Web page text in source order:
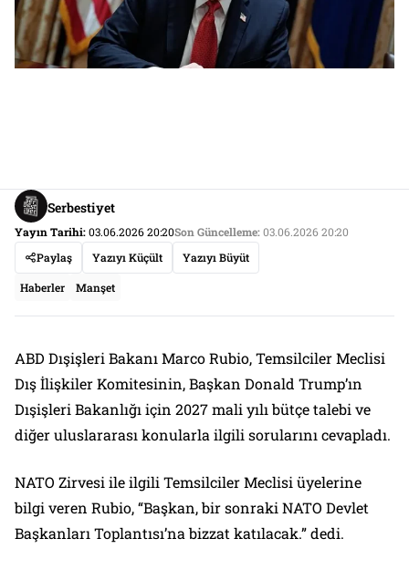
Serbestiyet
Yayın Tarihi:03.06.2026 20:20Son Güncelleme:03.06.2026 20:20
Paylaş
Yazıyı Küçült Yazıyı Büyüt
Haberler Manşet
ABD Dışişleri Bakanı Marco Rubio, Temsilciler Meclisi
Dış İlişkiler Komitesinin, Başkan Donald Trump’ın
Dışişleri Bakanlığı için 2027 mali yılı bütçe talebi ve
diğer uluslararası konularla ilgili sorularını cevapladı.
NATO Zirvesi ile ilgili Temsilciler Meclisi üyelerine
bilgi veren Rubio, “Başkan, bir sonraki NATO Devlet
Başkanları Toplantısı’na bizzat katılacak.” dedi.